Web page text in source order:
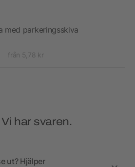
med parkeringsskiva
från 5,78 kr
har svaren.
ut? Hjälper